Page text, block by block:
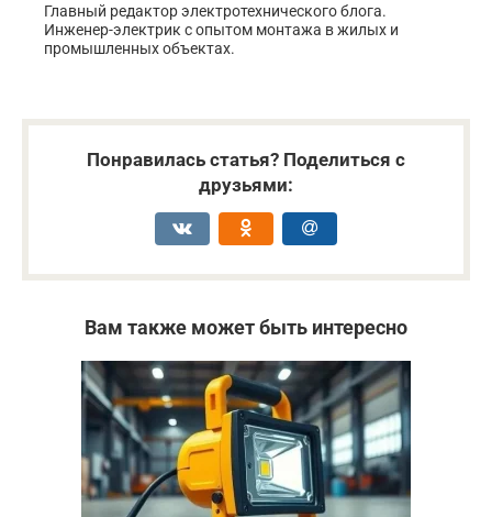
Главный редактор электротехнического блога.
Инженер-электрик с опытом монтажа в жилых и
промышленных объектах.
Понравилась статья? Поделиться с
друзьями:
Вам также может быть интересно